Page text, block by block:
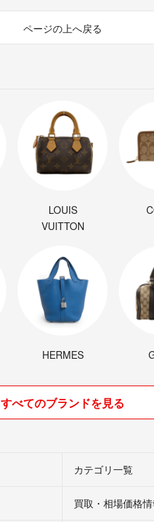
ページの上へ戻る
LOUIS
VUITTON
HERMES
すべてのブランドを見る
カテゴリ一覧
買取・相場価格